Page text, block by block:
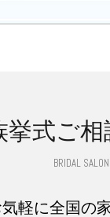
挙式ご
BRIDAL SALON
軽に全国の